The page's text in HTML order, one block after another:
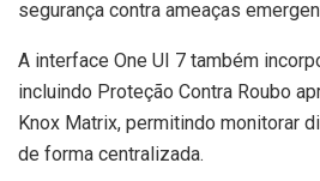
segurança contra ameaças
A interface One UI 7 também
incluindo Proteção Contra Roubo
Knox Matrix, permitindo monitorar
de forma centralizada.